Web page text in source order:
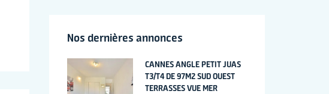
Nos dernières annonces
CANNES ANGLE PETIT JUAS
T3/T4 DE 97M2 SUD OUEST
TERRASSES VUE MER